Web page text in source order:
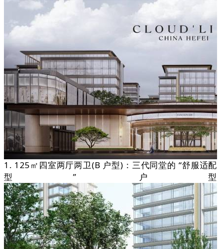
1. 125㎡四室两厅两卫(B 户型)：三代同堂的 “舒服适配
型” 户型